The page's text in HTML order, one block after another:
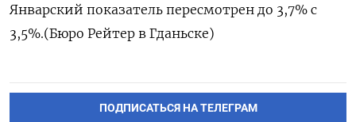
Январский показатель пересмотрен до 3,7% с
3,5%.​ (Бюро Рейтер в Гданьске)
ПОДПИСАТЬСЯ НА ТЕЛЕГРАМ